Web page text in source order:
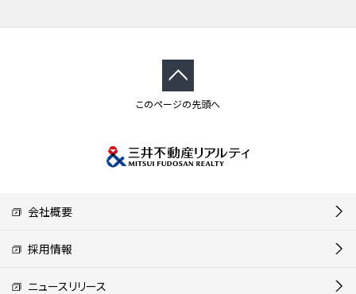
このページの先頭へ
会社概要
採用情報
ニュースリリース